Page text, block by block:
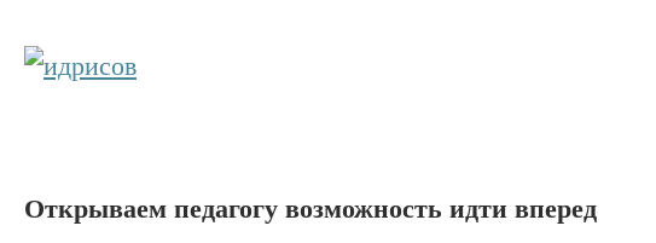
Открываем педагогу возможность идти вперед